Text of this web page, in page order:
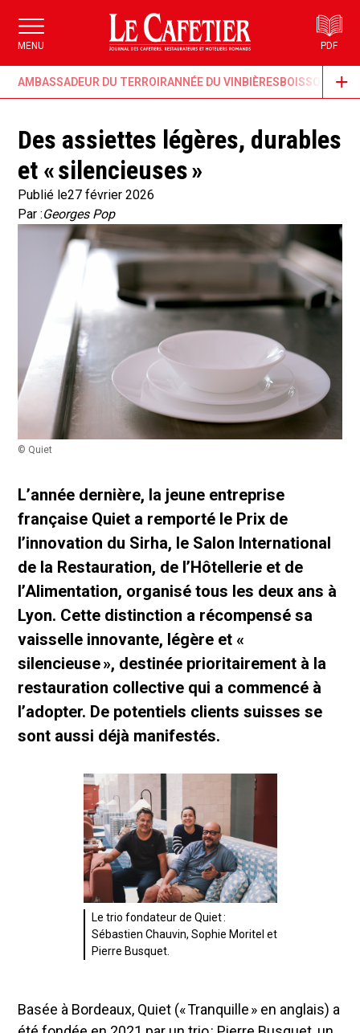
MENU PDF
AMBASSADEUR DU TERROIRANNÉE DU VINBIÈRESBOISSONS &
Des assiettes légères, durables
et « silencieuses »
Publié le27 février 2026
Par :Georges Pop
© Quiet
L’année dernière, la jeune entreprise
française Quiet a remporté le Prix de
l’innovation du Sirha, le Salon International
de la Restauration, de l’Hôtellerie et de
l’Alimentation, organisé tous les deux ans à
Lyon. Cette distinction a récompensé sa
vaisselle innovante, légère et «
silencieuse », destinée prioritairement à la
restauration collective qui a commencé à
l’adopter. De potentiels clients suisses se
sont aussi déjà manifestés.
Le trio fondateur de Quiet :
Sébastien Chauvin, Sophie Moritel et
Pierre Busquet.
Basée à Bordeaux, Quiet (« Tranquille » en anglais) a